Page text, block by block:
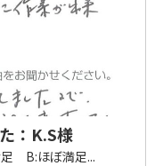
：K.S様
足 B:ほぼ満足...